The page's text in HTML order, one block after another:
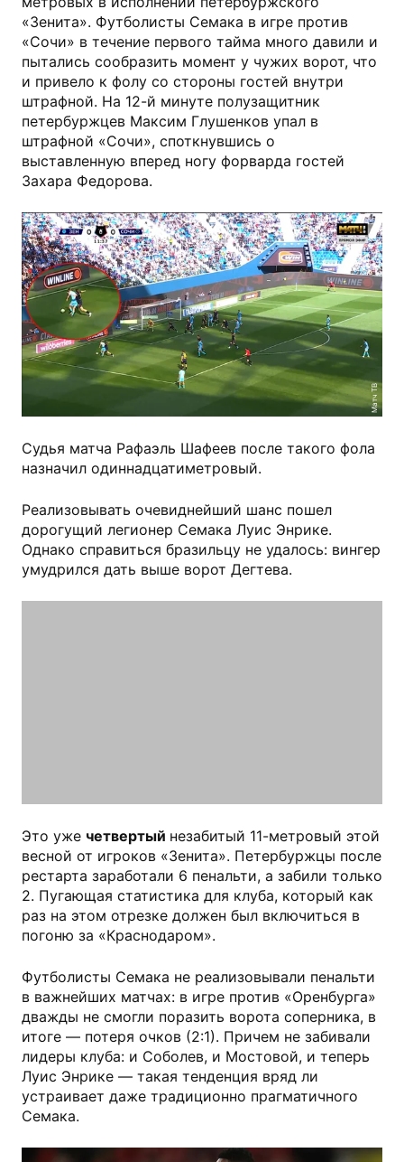
«Зенита». Футболисты Семака в игре против
«Сочи» в течение первого тайма много давили и
пытались сообразить момент у чужих ворот, что
и привело к фолу со стороны гостей внутри
штрафной. На 12-й минуте полузащитник
петербуржцев Максим Глушенков упал в
штрафной «Сочи», споткнувшись о
выставленную вперед ногу форварда гостей
Захара Федорова.
Матч ТВ
Судья матча Рафаэль Шафеев после такого фола
назначил одиннадцатиметровый.
Реализовывать очевиднейший шанс пошел
дорогущий легионер Семака Луис Энрике.
Однако справиться бразильцу не удалось: вингер
умудрился дать выше ворот Дегтева.
Это уже четвертый незабитый 11-метровый этой
весной от игроков «Зенита». Петербуржцы после
рестарта заработали 6 пенальти, а забили только
2. Пугающая статистика для клуба, который как
раз на этом отрезке должен был включиться в
погоню за «Краснодаром».
Футболисты Семака не реализовывали пенальти
в важнейших матчах: в игре против «Оренбурга»
дважды не смогли поразить ворота соперника, в
итоге — потеря очков (2:1). Причем не забивали
лидеры клуба: и Соболев, и Мостовой, и теперь
Луис Энрике — такая тенденция вряд ли
устраивает даже традиционно прагматичного
Семака.